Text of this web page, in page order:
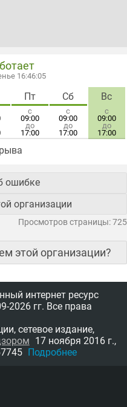
16:46:05
Пт
с
09:00
до
17:00
Сб
с
09:00
до
17:00
Вс
с
09:00
до
17:00
ошибке
организации
Просмотров страницы: 725
этой организации?
интернет ресурс
2026 гг. Все права
сетевое издание,
17 ноября 2016 г.,
Подробнее